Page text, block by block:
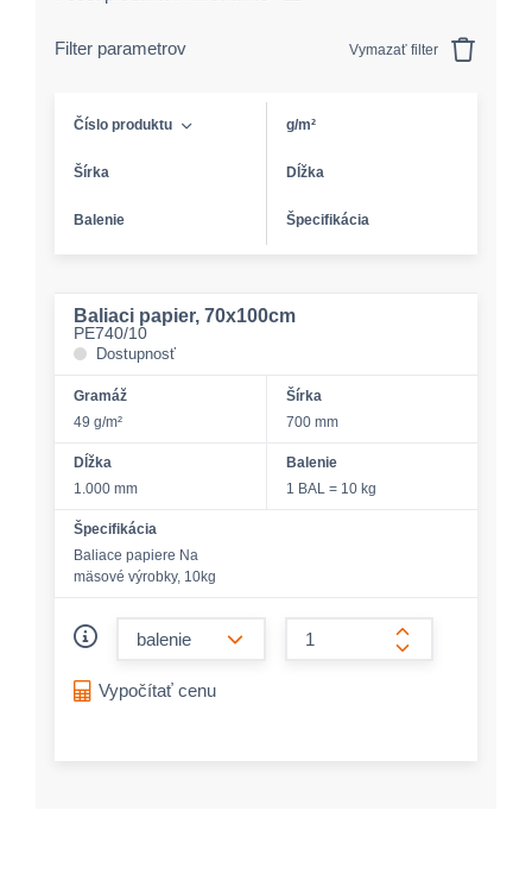
Filter parametrov Vymazať filter
Číslo produktu g/m²
Šírka Dĺžka
Balenie Špecifikácia
Baliaci papier, 70x100cm
PE740/10
Dostupnosť
Gramáž
49 g/m²
Šírka
700 mm
Dĺžka
1.000 mm
Balenie
1 BAL = 10 kg
Špecifikácia
Baliace papiere Na
mäsové výrobky, 10kg
form.increase-
Vypočítať cenu